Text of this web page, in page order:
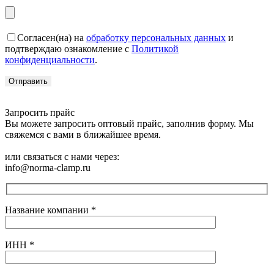
Согласен(на) на обработку персональных данных и
подтверждаю ознакомление с Политикой
конфиденциальности.
Запросить прайс
Вы можете запросить оптовый прайс, заполнив форму. Мы
свяжемся с вами в ближайшее время.
или связаться с нами через:
info@norma-clamp.ru
Название компании *
ИНН *